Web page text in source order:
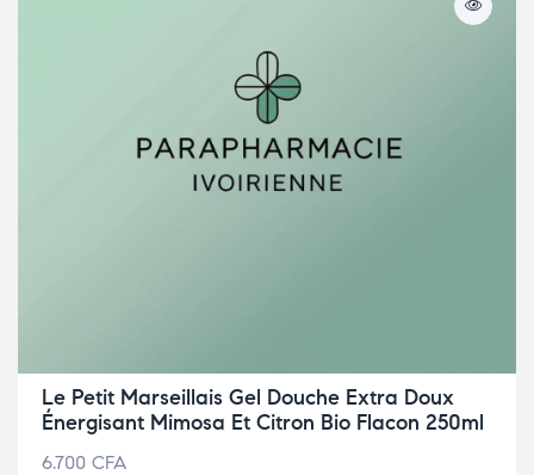
Le Petit Marseillais Gel Douche Extra Doux
Énergisant Mimosa Et Citron Bio Flacon 250ml
6.700 CFA